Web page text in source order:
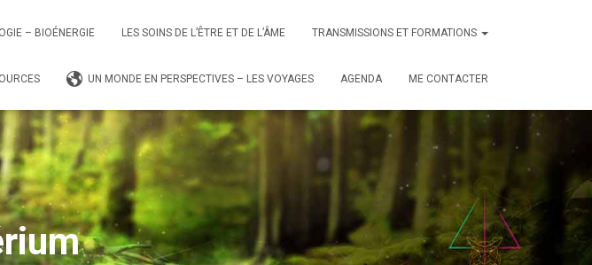
– BIOÉNERGIE LES SOINS DE L’ÊTRE ET DE L’ÂME TRANSMISSIONS ET FORMATIONS
UN MONDE EN PERSPECTIVES – LES VOYAGES AGENDA ME CONTACTER